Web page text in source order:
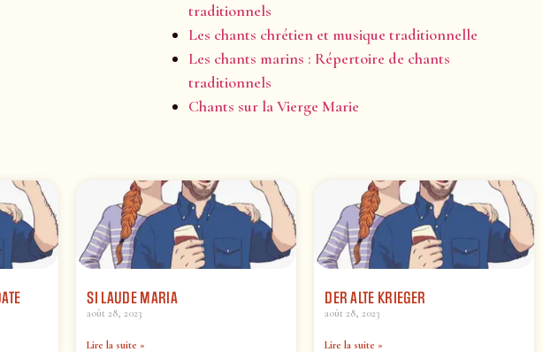
traditionnels
Les chants chrétien et musique traditionnelle
Les chants marins : Répertoire de chants
traditionnels
Chants sur la Vierge Marie
SI LAUDE MARIA
août 28, 2023
Lire la suite »
DER ALTE KRIEGER
août 28, 2023
Lire la suite »